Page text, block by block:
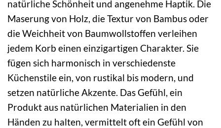
natürliche Schönheit und angenehme Haptik. Die
Maserung von Holz, die Textur von Bambus oder
die Weichheit von Baumwollstoffen verleihen
jedem Korb einen einzigartigen Charakter. Sie
fügen sich harmonisch in verschiedenste
Küchenstile ein, von rustikal bis modern, und
setzen natürliche Akzente. Das Gefühl, ein
Produkt aus natürlichen Materialien in den
Händen zu halten, vermittelt oft ein Gefühl von